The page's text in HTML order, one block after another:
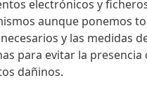
electrónicos y
aunque ponemos
y las medidas
para evitar la presencia
dañinos.